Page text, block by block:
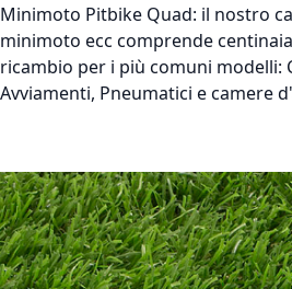
Minimoto Pitbike Quad: il nostro
minimoto ecc comprende
ricambio per i più comuni modelli:
Avviamenti, Pneumatici e camere